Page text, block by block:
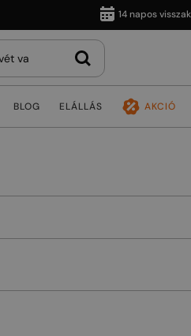
14 napos visszaküldés
BLOG ELÁLLÁS AKCIÓ